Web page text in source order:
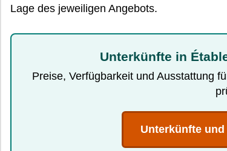
Lage des jeweiligen Angebots.
Unterkünfte in
Preise, Verfügbarkeit und Ausstattung
Unterkünfte